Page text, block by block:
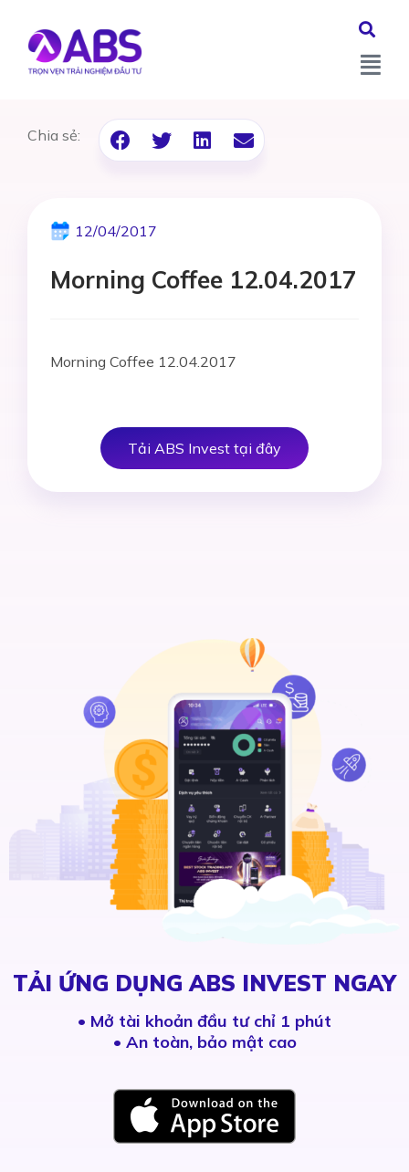
Chia sẻ:
12/04/2017
Morning Coffee 12.04.2017
Morning Coffee 12.04.2017
Tải ABS Invest tại đây
TẢI ỨNG DỤNG ABS INVEST NGAY
• Mở tài khoản đầu tư chỉ 1 phút
• An toàn, bảo mật cao